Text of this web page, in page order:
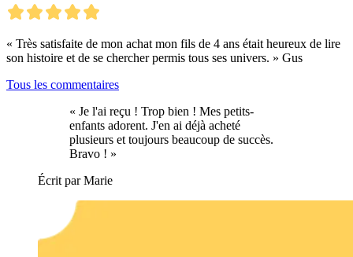
« Très satisfaite de mon achat mon fils de 4 ans était heureux de lire
son histoire et de se chercher permis tous ses univers. » Gus
Tous les commentaires
« Je l'ai reçu ! Trop bien ! Mes petits-
enfants adorent. J'en ai déjà acheté
plusieurs et toujours beaucoup de succès.
Bravo ! »
Écrit par Marie